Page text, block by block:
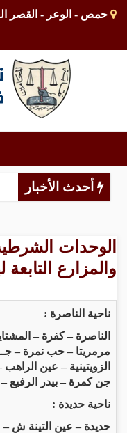
حمص - الوعر - القصر
أحدث الأخبار
الوحدات
والمزارع
ناحية الناصرة :
الناصرة – كفرة –
مرمريتا – حب نمرة –
الزويتينية – عين
جن كمرة – بيدر الرفيع
ناحية حديدة :
حديدة – عين التينة ش –